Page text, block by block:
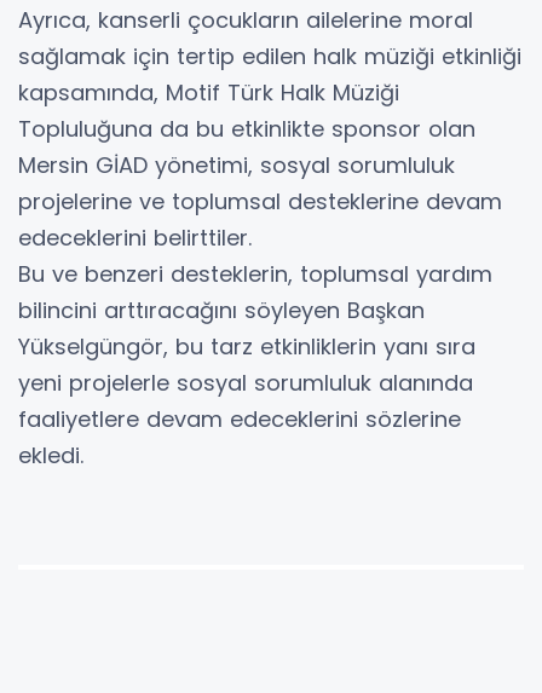
Ayrıca, kanserli çocukların ailelerine moral
sağlamak için tertip edilen halk müziği etkinliği
kapsamında, Motif Türk Halk Müziği
Topluluğuna da bu etkinlikte sponsor olan
Mersin GİAD yönetimi, sosyal sorumluluk
projelerine ve toplumsal desteklerine devam
edeceklerini belirttiler.
Bu ve benzeri desteklerin, toplumsal yardım
bilincini arttıracağını söyleyen Başkan
Yükselgüngör, bu tarz etkinliklerin yanı sıra
yeni projelerle sosyal sorumluluk alanında
faaliyetlere devam edeceklerini sözlerine
ekledi.